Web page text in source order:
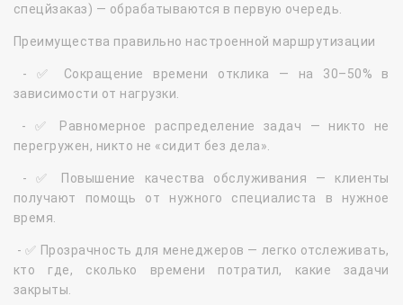
спецйзаказ) — обрабатываются в первую очередь.
Преимущества правильно настроенной маршрутизации
- ✅ Сокращение времени отклика — на 30–50% в
зависимости от нагрузки.
- ✅ Равномерное распределение задач — никто не
перегружен, никто не «сидит без дела».
- ✅ Повышение качества обслуживания — клиенты
получают помощь от нужного специалиста в нужное
время.
- ✅ Прозрачность для менеджеров — легко отслеживать,
кто где, сколько времени потратил, какие задачи
закрыты.